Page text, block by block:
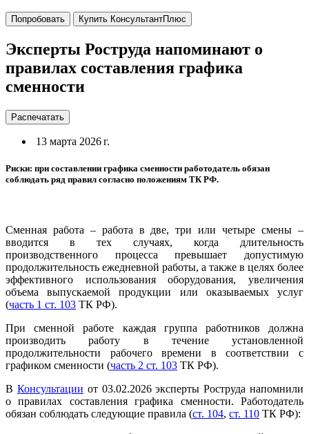
Попробовать Купить КонсультантПлюс
Эксперты Роструда напоминают о
правилах составления графика
сменности
Распечатать
13 марта 2026 г.
Риски: при составлении графика сменности работодатель обязан
соблюдать ряд правил согласно положениям ТК РФ.
Сменная работа – работа в две, три или четыре смены –
вводится в тех случаях, когда длительность
производственного процесса превышает допустимую
продолжительность ежедневной работы, а также в целях более
эффективного использования оборудования, увеличения
объема выпускаемой продукции или оказываемых услуг
(часть 1 ст. 103 ТК РФ).
При сменной работе каждая группа работников должна
производить работу в течение установленной
продолжительности рабочего времени в соответствии с
графиком сменности (часть 2 ст. 103 ТК РФ).
В Консультации от 03.02.2026 эксперты Роструда напомнили
о правилах составления графика сменности. Работодатель
обязан соблюдать следующие правила (ст. 104, ст. 110 ТК РФ):